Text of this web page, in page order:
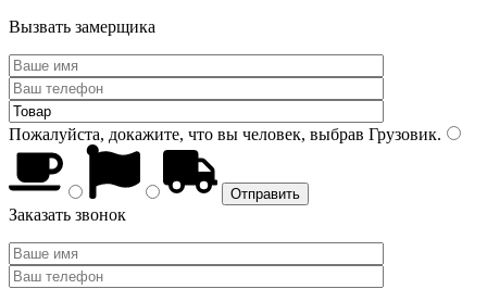
Вызвать замерщика
Пожалуйста, докажите, что вы человек, выбрав Грузовик.
Заказать звонок